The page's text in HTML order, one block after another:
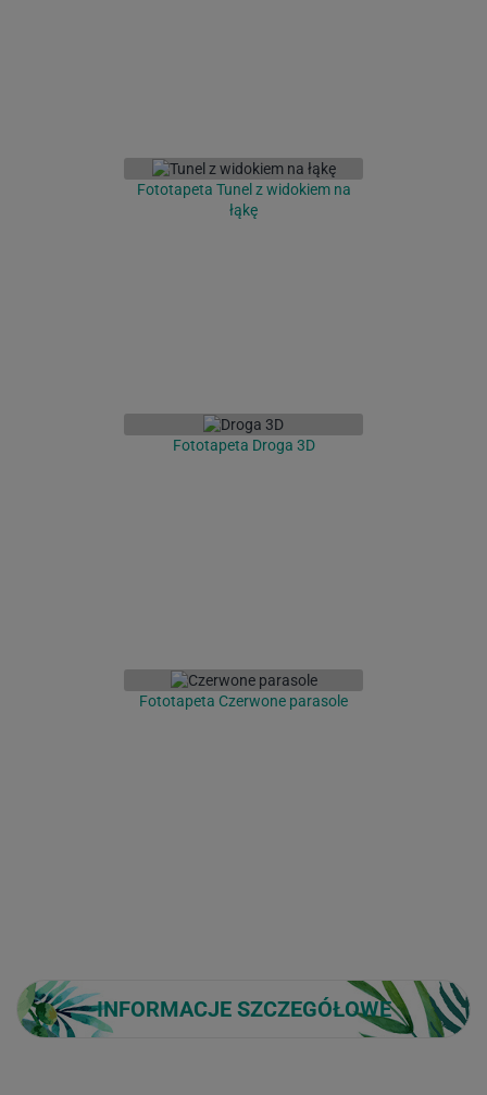
Fototapeta Tunel z widokiem na
łąkę
Fototapeta Droga 3D
Fototapeta Czerwone parasole
INFORMACJE SZCZEGÓŁOWE